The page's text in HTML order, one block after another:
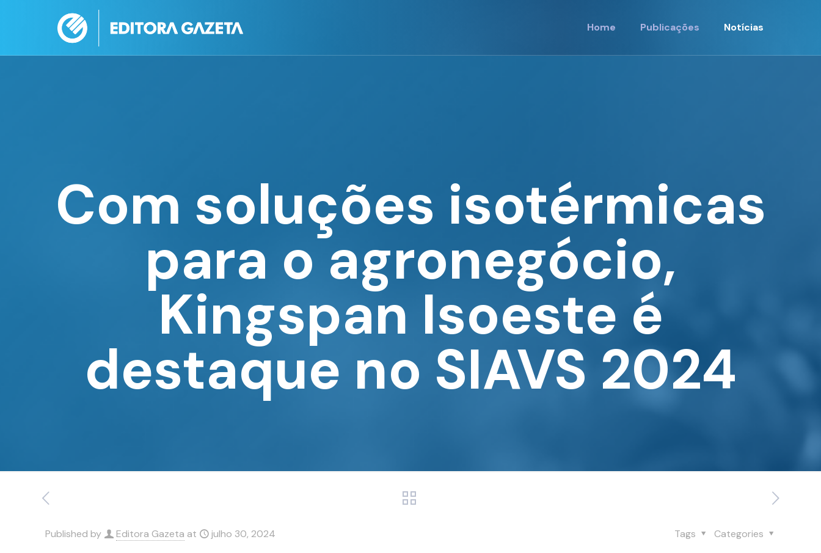
Home Publicações Notícias
Com soluções isotérmicas
para o agronegócio,
Kingspan Isoeste é
destaque no SIAVS 2024
Published by Editora Gazeta at julho 30, 2024 Categories
Tags